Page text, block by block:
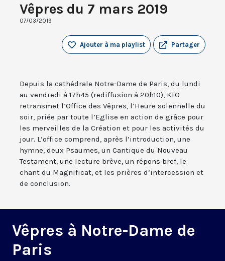
Vêpres du 7 mars 2019
07/03/2019
Partager
Ajouter à ma playlist
Depuis la cathédrale Notre-Dame de Paris, du lundi
au vendredi à 17h45 (rediffusion à 20h10), KTO
retransmet l’Office des Vêpres, l’Heure solennelle du
soir, priée par toute l’Eglise en action de grâce pour
les merveilles de la Création et pour les activités du
jour. L’office comprend, après l’introduction, une
hymne, deux Psaumes, un Cantique du Nouveau
Testament, une lecture brève, un répons bref, le
chant du Magnificat, et les prières d’intercession et
de conclusion.
Vêpres à Notre-Dame de
Paris